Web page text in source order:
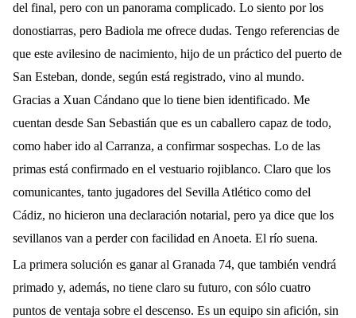
del final, pero con un panorama complicado. Lo siento por los
donostiarras, pero Badiola me ofrece dudas. Tengo referencias de
que este avilesino de nacimiento, hijo de un práctico del puerto de
San Esteban, donde, según está registrado, vino al mundo.
Gracias a Xuan Cándano que lo tiene bien identificado. Me
cuentan desde San Sebastián que es un caballero capaz de todo,
como haber ido al Carranza, a confirmar sospechas. Lo de las
primas está confirmado en el vestuario rojiblanco. Claro que los
comunicantes, tanto jugadores del Sevilla Atlético como del
Cádiz, no hicieron una declaración notarial, pero ya dice que los
sevillanos van a perder con facilidad en Anoeta. El río suena.
La primera solución es ganar al Granada 74, que también vendrá
primado y, además, no tiene claro su futuro, con sólo cuatro
puntos de ventaja sobre el descenso. Es un equipo sin afición, sin